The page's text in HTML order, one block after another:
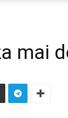
mai